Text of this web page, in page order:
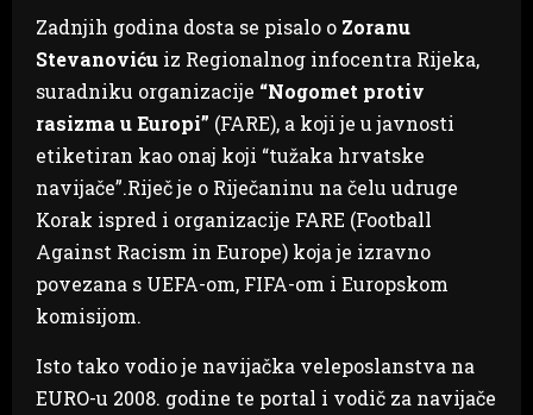
Zadnjih godina dosta se pisalo o Zoranu
Stevanoviću iz Regionalnog infocentra Rijeka,
suradniku organizacije “Nogomet protiv
rasizma u Europi” (FARE), a koji je u javnosti
etiketiran kao onaj koji “tužaka hrvatske
navijače”.Riječ je o Riječaninu na čelu udruge
Korak ispred i organizacije FARE (Football
Against Racism in Europe) koja je izravno
povezana s UEFA-om, FIFA-om i Europskom
komisijom.
Isto tako vodio je navijačka veleposlanstva na
EURO-u 2008. godine te portal i vodič za navijače